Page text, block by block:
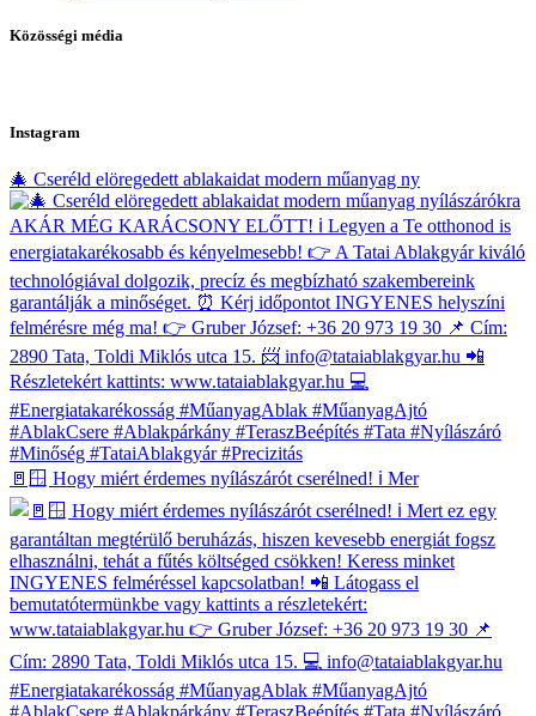
Közösségi média
Instagram
🎄 Cseréld elöregedett ablakaidat modern műanyag ny
🚪🪟 Hogy miért érdemes nyílászárót cserélned! ℹ Mer